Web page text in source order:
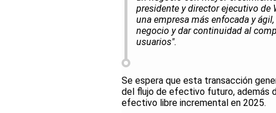
presidente y director ejecutivo de
una empresa más enfocada y
negocio y dar continuidad al
usuarios".
Se espera que esta transacción
del flujo de efectivo futuro, además
efectivo libre incremental en 2025.